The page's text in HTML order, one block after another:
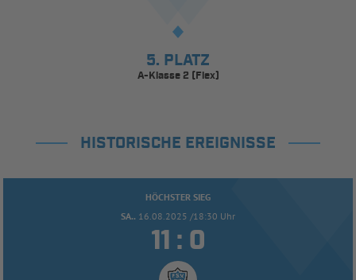
5. PLATZ
A-Klasse 2 (Flex)
HISTORISCHE EREIGNISSE
HÖCHSTER SIEG
SA.. 16.08.2025 /18:30 Uhr
 : 